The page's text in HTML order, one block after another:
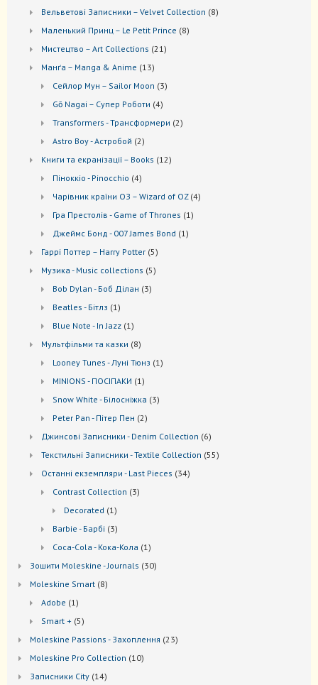
Вельветові Записники – Velvet Collection 88
Маленький Принц – Le Petit Prince 88
Мистецтво – Art Collections 2121
Манґа – Manga & Anime 1313
Сейлор Мун – Sailor Moon 33
Gō Nagai – Супер Роботи 44
Transformers - Трансформери 22
Astro Boy - Астробой 22
Книги та екранізації – Books 1212
Піноккіо - Pinocchio 44
Чарівник країни ОЗ – Wizard of OZ 44
Гра Престолів - Game of Thrones 11
Джеймс Бонд - 007 James Bond 11
Гаррі Поттер – Harry Potter 55
Музика - Music collections 55
Bob Dylan - Боб Ділан 33
Beatles - Бітлз 11
Blue Note - In Jazz 11
Мультфільми та казки 88
Looney Tunes - Луні Тюнз 11
MINIONS - ПОСІПАКИ 11
Snow White - Білосніжка 33
Peter Pan - Пітер Пен 22
Джинсові Записники - Denim Collection 66
Текстильні Записники - Textile Collection 5555
Останні екземпляри - Last Pieces 3434
Contrast Collection 33
Decorated 11
Barbie - Барбі 33
Coca-Cola - Кока-Кола 11
Зошити Moleskine - Journals 3030
Моleskine Smart 88
Adobe 11
Smart + 55
Moleskine Passions - Захоплення 2323
Мoleskine Pro Collection 1010
Записники City 1414